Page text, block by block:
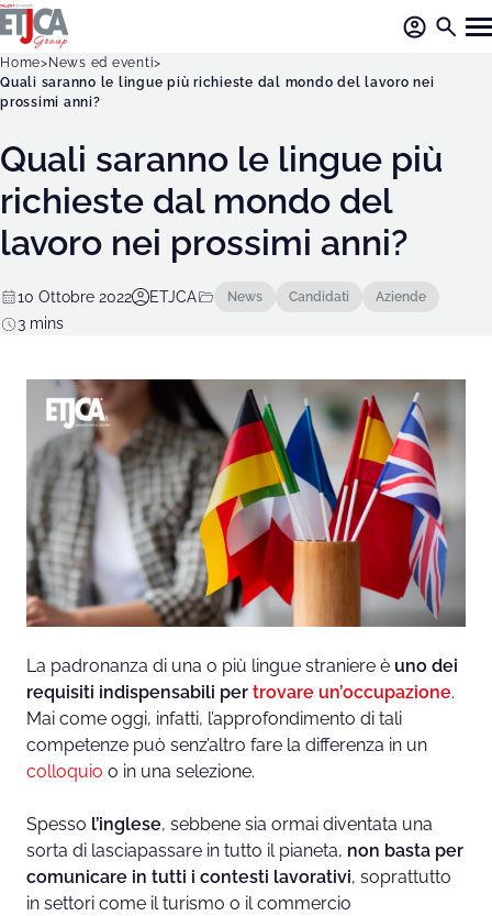
Home
News ed eventi
Quali saranno le lingue più richieste dal mondo del lavoro nei
prossimi anni?
Quali saranno le lingue più
richieste dal mondo del
lavoro nei prossimi anni?
10 Ottobre 2022 ETJCA News Candidati Aziende
La padronanza di una o più lingue straniere è uno dei
requisiti indispensabili per trovare un’occupazione.
Mai come oggi, infatti, l’approfondimento di tali
competenze può senz’altro fare la differenza in un
colloquio o in una selezione.
Spesso l’inglese, sebbene sia ormai diventata una
sorta di lasciapassare in tutto il pianeta, non basta per
comunicare in tutti i contesti lavorativi, soprattutto
in settori come il turismo o il commercio